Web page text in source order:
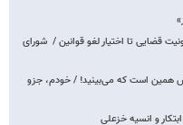
قضایی تا اختیار لغو قوانین / شورای
همین است که می‌بینید! / خودم، جزو